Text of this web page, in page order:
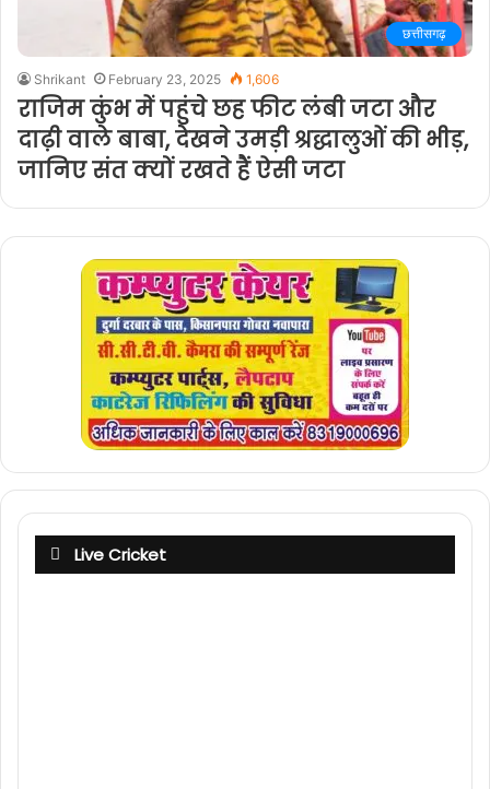
छत्तीसगढ़
Shrikant February 23, 2025 1,606
राजिम कुंभ में पहुंचे छह फीट लंबी जटा और
दाढ़ी वाले बाबा, देखने उमड़ी श्रद्धालुओं की भीड़,
जानिए संत क्यों रखते हैं ऐसी जटा
Live Cricket